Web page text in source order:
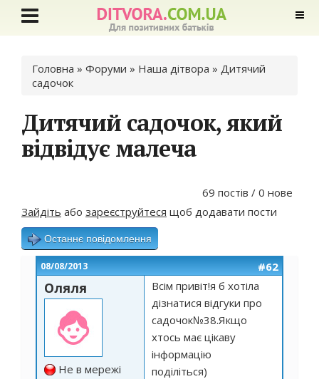
Ви є тут
Головна » Форуми » Наша дітвора » Дитячий
садочок
Дитячий садочок, який
відвідує малеча
69 постів / 0 нове
Зайдіть або зареєструйтеся щоб додавати пости
Останнє повідомлення
08/08/2013 #62
Оляля
Не в мережі
Всім привіт!я б хотіла
дізнатися відгуки про
садочок№38.Якщо
хтось має цікаву
інформацію
поділіться)